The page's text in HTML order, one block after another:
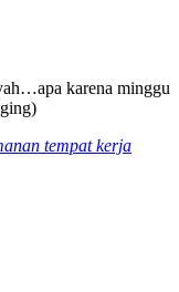
karena minggu
tempat kerja